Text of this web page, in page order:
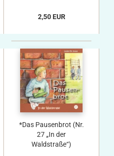
2,50 EUR
*Das Pausenbrot (Nr.
27 „In der
Waldstraße“)